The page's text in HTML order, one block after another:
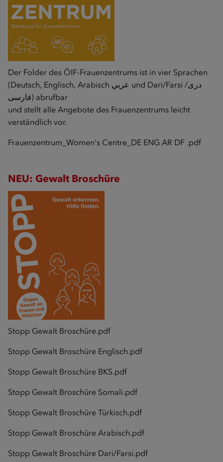
Der Folder des ÖIF-Frauenzentrums ist in vier Sprachen
(Deutsch, Englisch, Arabisch عربي und Dari/Farsi دری/
فارسی) abrufbar
und stellt alle Angebote des Frauenzentrums leicht
verständlich vor.
Frauenzentrum_Women's Centre_DE ENG AR DF .pdf
NEU: Gewalt Broschüre
Stopp Gewalt Broschüre.pdf
Stopp Gewalt Broschüre Englisch.pdf
Stopp Gewalt Broschüre BKS.pdf
Stopp Gewalt Broschüre Somali.pdf
Stopp Gewalt Broschüre Türkisch.pdf
Stopp Gewalt Broschüre Arabisch.pdf
Stopp Gewalt Broschüre Dari/Farsi.pdf